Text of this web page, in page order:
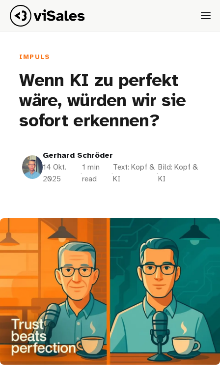
IMPULS
Wenn KI zu perfekt
wäre, würden wir sie
sofort erkennen?
Gerhard Schröder
14 Okt.
2025
·
1 min
read
·
Text: Kopf &
KI
·
Bild: Kopf &
KI